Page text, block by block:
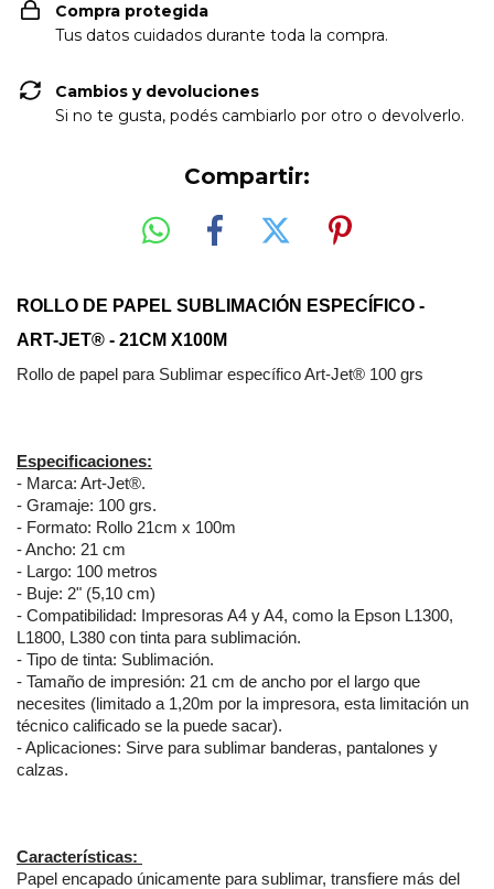
Compra protegida
Tus datos cuidados durante toda la compra.
Cambios y devoluciones
Si no te gusta, podés cambiarlo por otro o devolverlo.
Compartir:
ROLLO DE PAPEL SUBLIMACIÓN ESPECÍFICO -
ART-JET® - 21CM X100M
Rollo de papel para Sublimar específico Art-Jet® 100 grs
Especificaciones:
- Marca: Art-Jet®.
- Gramaje: 100 grs.
- Formato: Rollo 21cm x 100m
- Ancho: 21 cm
- Largo: 100 metros
- Buje: 2" (5,10 cm)
- Compatibilidad: Impresoras A4 y A4, como la Epson L1300,
L1800, L380 con tinta para sublimación.
- Tipo de tinta: Sublimación.
- Tamaño de impresión: 21 cm de ancho por el largo que
necesites (limitado a 1,20m por la impresora, esta limitación un
técnico calificado se la puede sacar).
- Aplicaciones: Sirve para sublimar banderas, pantalones y
calzas.
Características:
Papel encapado únicamente para sublimar, transfiere más del